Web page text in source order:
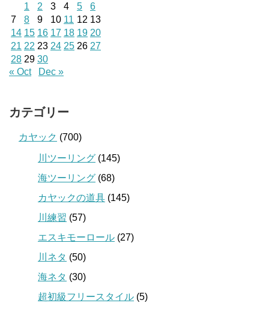
1
2 3 4 5
6
7
8 9 10 11 12 13
14 15 16 17 18 19 20
21 22 23 24 25 26 27
28 29 30
« Oct
Dec »
カテゴリー
カヤック (700)
川ツーリング (145)
海ツーリング (68)
カヤックの道具 (145)
川練習 (57)
エスキモーロール (27)
川ネタ (50)
海ネタ (30)
超初級フリースタイル (5)